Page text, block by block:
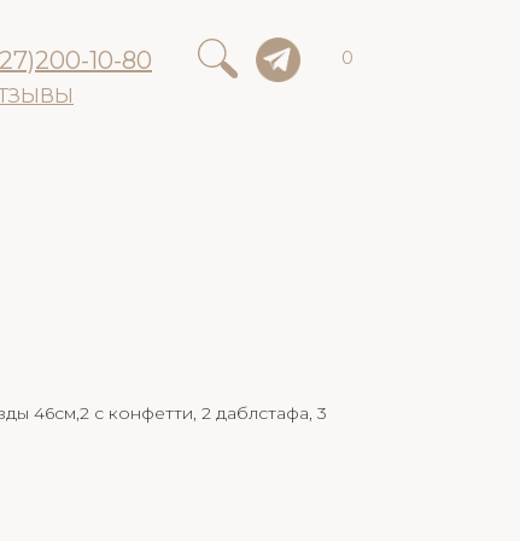
10-80 0
46см,2 с конфетти, 2 даблстафа, 3